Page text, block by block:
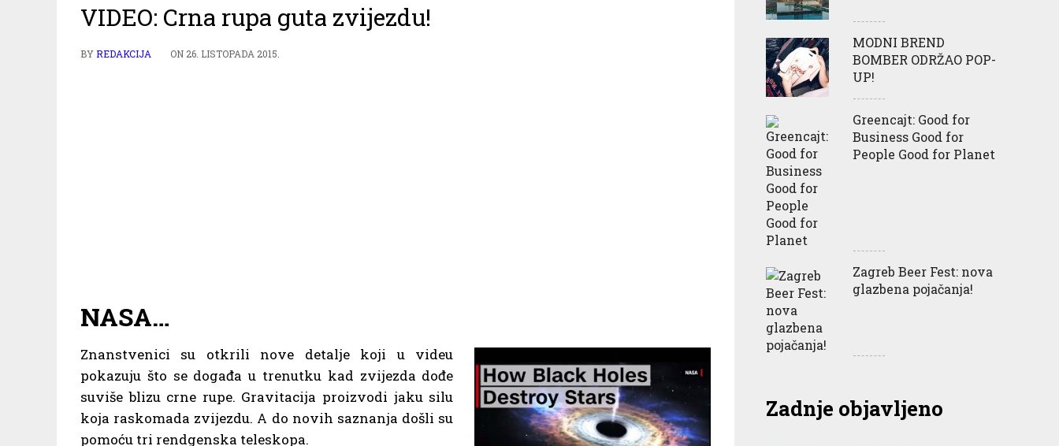
VIDEO: Crna rupa guta zvijezdu!
BYREDAKCIJA ON 26. LISTOPADA 2015.
NASA…
Znanstvenici su otkrili nove detalje koji u videu
pokazuju što se događa u trenutku kad zvijezda dođe
suviše blizu crne rupe. Gravitacija proizvodi jaku silu
koja raskomada zvijezdu. A do novih saznanja došli su
pomoću tri rendgenska teleskopa.
MODNI BREND
BOMBER ODRŽAO POP-
UP!
Greencajt: Good for
Business Good for
People Good for Planet
Zagreb Beer Fest: nova
glazbena pojačanja!
Zadnje objavljeno